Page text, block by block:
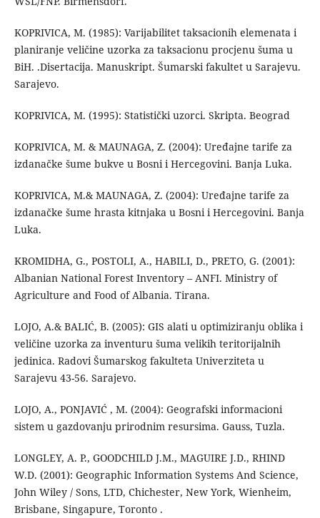
KOPRIVICA, M. (1985): Varijabilitet taksacionih elemenata i
planiranje veličine uzorka za taksacionu procjenu šuma u
BiH. .Disertacija. Manuskript. Šumarski fakultet u Sarajevu.
Sarajevo.
KOPRIVICA, M. (1995): Statistički uzorci. Skripta. Beograd
KOPRIVICA, M. & MAUNAGA, Z. (2004): Uređajne tarife za
izdanačke šume bukve u Bosni i Hercegovini. Banja Luka.
KOPRIVICA, M.& MAUNAGA, Z. (2004): Uređajne tarife za
izdanačke šume hrasta kitnjaka u Bosni i Hercegovini. Banja
Luka.
KROMIDHA, G., POSTOLI, A., HABILI, D., PRETO, G. (2001):
Albanian National Forest Inventory – ANFI. Ministry of
Agriculture and Food of Albania. Tirana.
LOJO, A.& BALIĆ, B. (2005): GIS alati u optimiziranju oblika i
veličine uzorka za inventuru šuma velikih teritorijalnih
jedinica. Radovi Šumarskog fakulteta Univerziteta u
Sarajevu 43-56. Sarajevo.
LOJO, A., PONJAVIĆ , M. (2004): Geografski informacioni
sistem u gazdovanju prirodnim resursima. Gauss, Tuzla.
LONGLEY, A. P., GOODCHILD J.M., MAGUIRE J.D., RHIND
W.D. (2001): Geographic Information Systems And Science,
John Wiley / Sons, LTD, Chichester, New York, Wienheim,
Brisbane, Singapure, Toronto .